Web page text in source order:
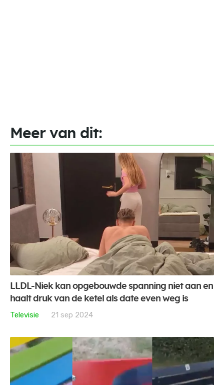
Meer van dit:
LLDL-Niek kan opgebouwde spanning niet aan en
haalt druk van de ketel als date even weg is
Televisie
21 sep 2024